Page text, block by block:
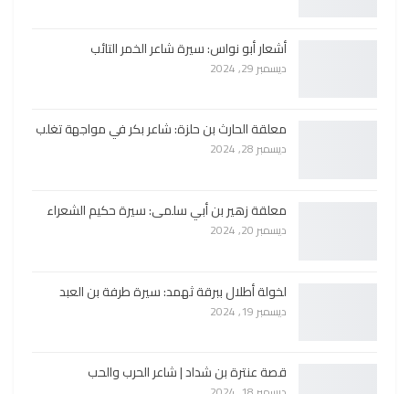
أشعار أبو نواس: سيرة شاعر الخمر التائب
ديسمبر 29, 2024
معلقة الحارث بن حلزة: شاعر بكر في مواجهة تغلب
ديسمبر 28, 2024
معلقة زهير بن أبي سلمى: سيرة حكيم الشعراء
ديسمبر 20, 2024
لخولة أطلال ببرقة ثهمد: سيرة طرفة بن العبد
ديسمبر 19, 2024
قصة عنترة بن شداد | شاعر الحرب والحب